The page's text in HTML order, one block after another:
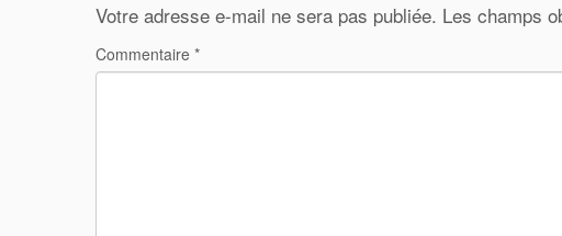
Votre adresse e-mail ne sera pas publiée. Les champs
Commentaire *